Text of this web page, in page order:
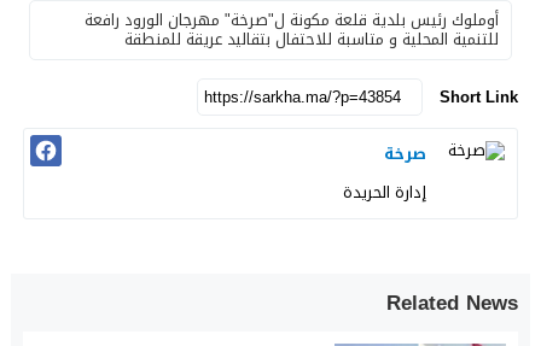
أوملوك رئيس بلدية قلعة مكونة ل"صرخة" مهرجان الورود رافعة
للتنمية المحلية و متاسبة للاحتفال بتقاليد عريقة للمنطقة
Short Link
صرخة
إدارة الحريدة
Related News